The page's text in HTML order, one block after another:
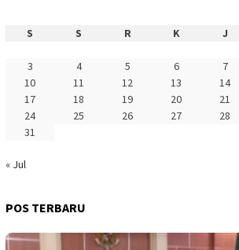
S
S R K J
3
4 5 6 7
10
11 12 13 14
17
18 19 20 21
24
25 26 27 28
31
« Jul
POS TERBARU
Akibat Kipas Angin, Satu Rumah Terbakar